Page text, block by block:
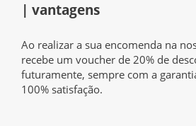
| vantagens
Ao realizar a sua encomenda na
recebe um voucher de 20% de
futuramente, sempre com a
100% satisfação.